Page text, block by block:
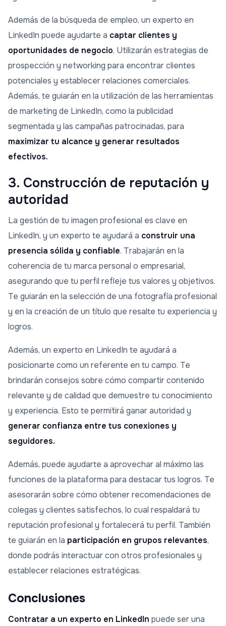
Además de la búsqueda de empleo, un experto en
LinkedIn puede ayudarte a captar clientes y
oportunidades de negocio. Utilizarán estrategias de
prospección y networking para encontrar clientes
potenciales y establecer relaciones comerciales.
Además, te guiarán en la utilización de las herramientas
de marketing de LinkedIn, como la publicidad
segmentada y las campañas patrocinadas, para
maximizar tu alcance y generar resultados
efectivos.
3. Construcción de reputación y
autoridad
La gestión de tu imagen profesional es clave en
LinkedIn, y un experto te ayudará a construir una
presencia sólida y confiable. Trabajarán en la
coherencia de tu marca personal o empresarial,
asegurando que tu perfil refleje tus valores y objetivos.
Te guiarán en la selección de una fotografía profesional
y en la creación de un título que resalte tu experiencia y
logros.
Además, un experto en LinkedIn te ayudará a
posicionarte como un referente en tu campo. Te
brindarán consejos sobre cómo compartir contenido
relevante y de calidad que demuestre tu conocimiento
y experiencia. Esto te permitirá ganar autoridad y
generar confianza entre tus conexiones y
seguidores.
Además, puede ayudarte a aprovechar al máximo las
funciones de la plataforma para destacar tus logros. Te
asesorarán sobre cómo obtener recomendaciones de
colegas y clientes satisfechos, lo cual respaldará tu
reputación profesional y fortalecerá tu perfil. También
te guiarán en la participación en grupos relevantes,
donde podrás interactuar con otros profesionales y
establecer relaciones estratégicas.
Conclusiones
Contratar a un experto en LinkedIn puede ser una